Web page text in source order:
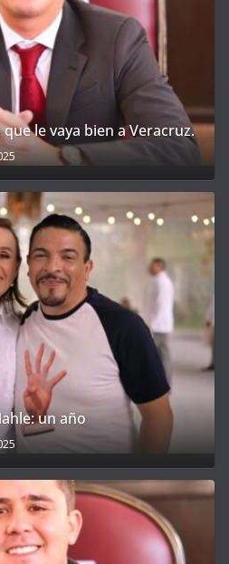
le vaya bien a Veracruz.
un año